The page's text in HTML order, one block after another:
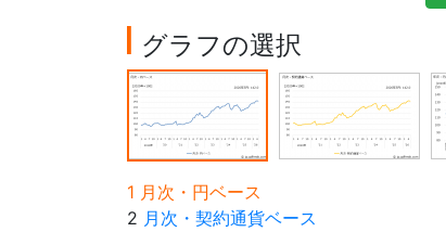
グラフの選択
1 月次・円ベース
2 月次・契約通貨ベース